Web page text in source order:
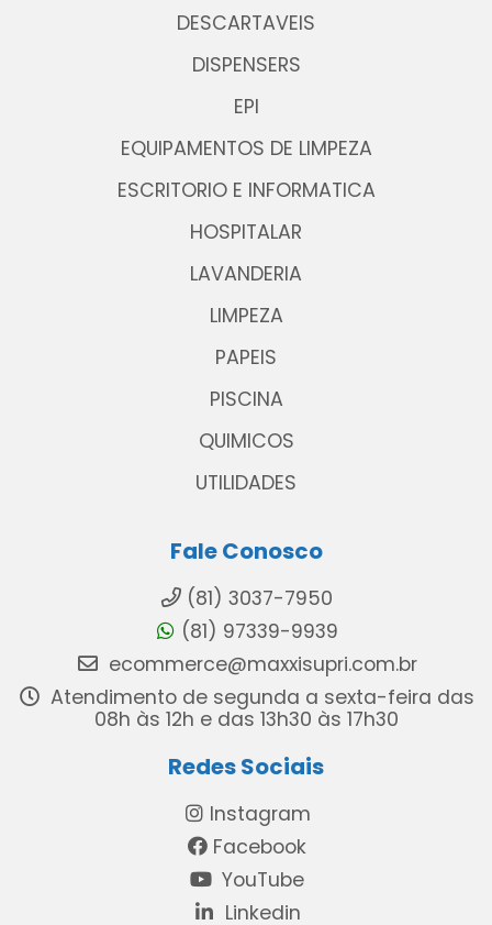
DESCARTAVEIS
DISPENSERS
EPI
EQUIPAMENTOS DE LIMPEZA
ESCRITORIO E INFORMATICA
HOSPITALAR
LAVANDERIA
LIMPEZA
PAPEIS
PISCINA
QUIMICOS
UTILIDADES
Fale Conosco
(81) 3037-7950
(81) 97339-9939
ecommerce@maxxisupri.com.br
Atendimento de segunda a sexta-feira das
08h às 12h e das 13h30 às 17h30
Redes Sociais
Instagram
Facebook
YouTube
Linkedin